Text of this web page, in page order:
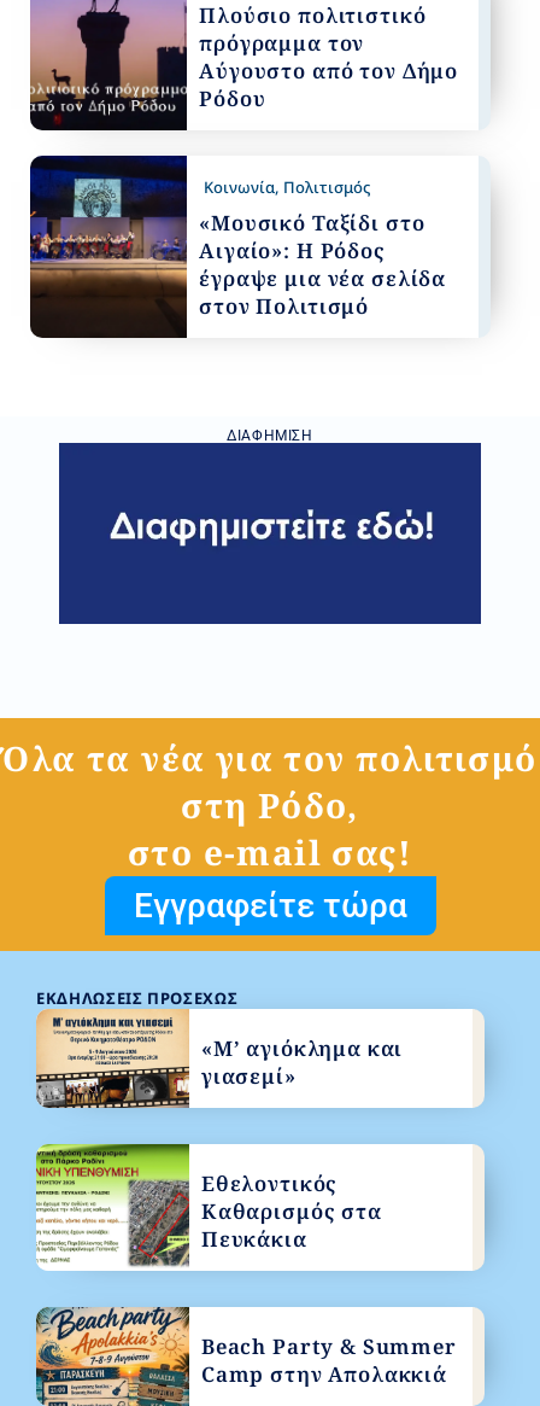
Πλούσιο πολιτιστικό
πρόγραμμα τον
Αύγουστο από τον Δήμο
Ρόδου
Κοινωνία, Πολιτισμός
«Μουσικό Ταξίδι στο
Αιγαίο»: Η Ρόδος
έγραψε μια νέα σελίδα
στον Πολιτισμό
ΔΙΑΦΉΜΙΣΗ
Όλα τα νέα για τον πολιτισμό
στη Ρόδο,
στο e-mail σας!
Εγγραφείτε τώρα
ΕΚΔΗΛΏΣΕΙΣ ΠΡΟΣΕΧΏΣ
«Μ’ αγιόκλημα και
γιασεμί»
Εθελοντικός
Καθαρισμός στα
Πευκάκια
Beach Party & Summer
Camp στην Απολακκιά